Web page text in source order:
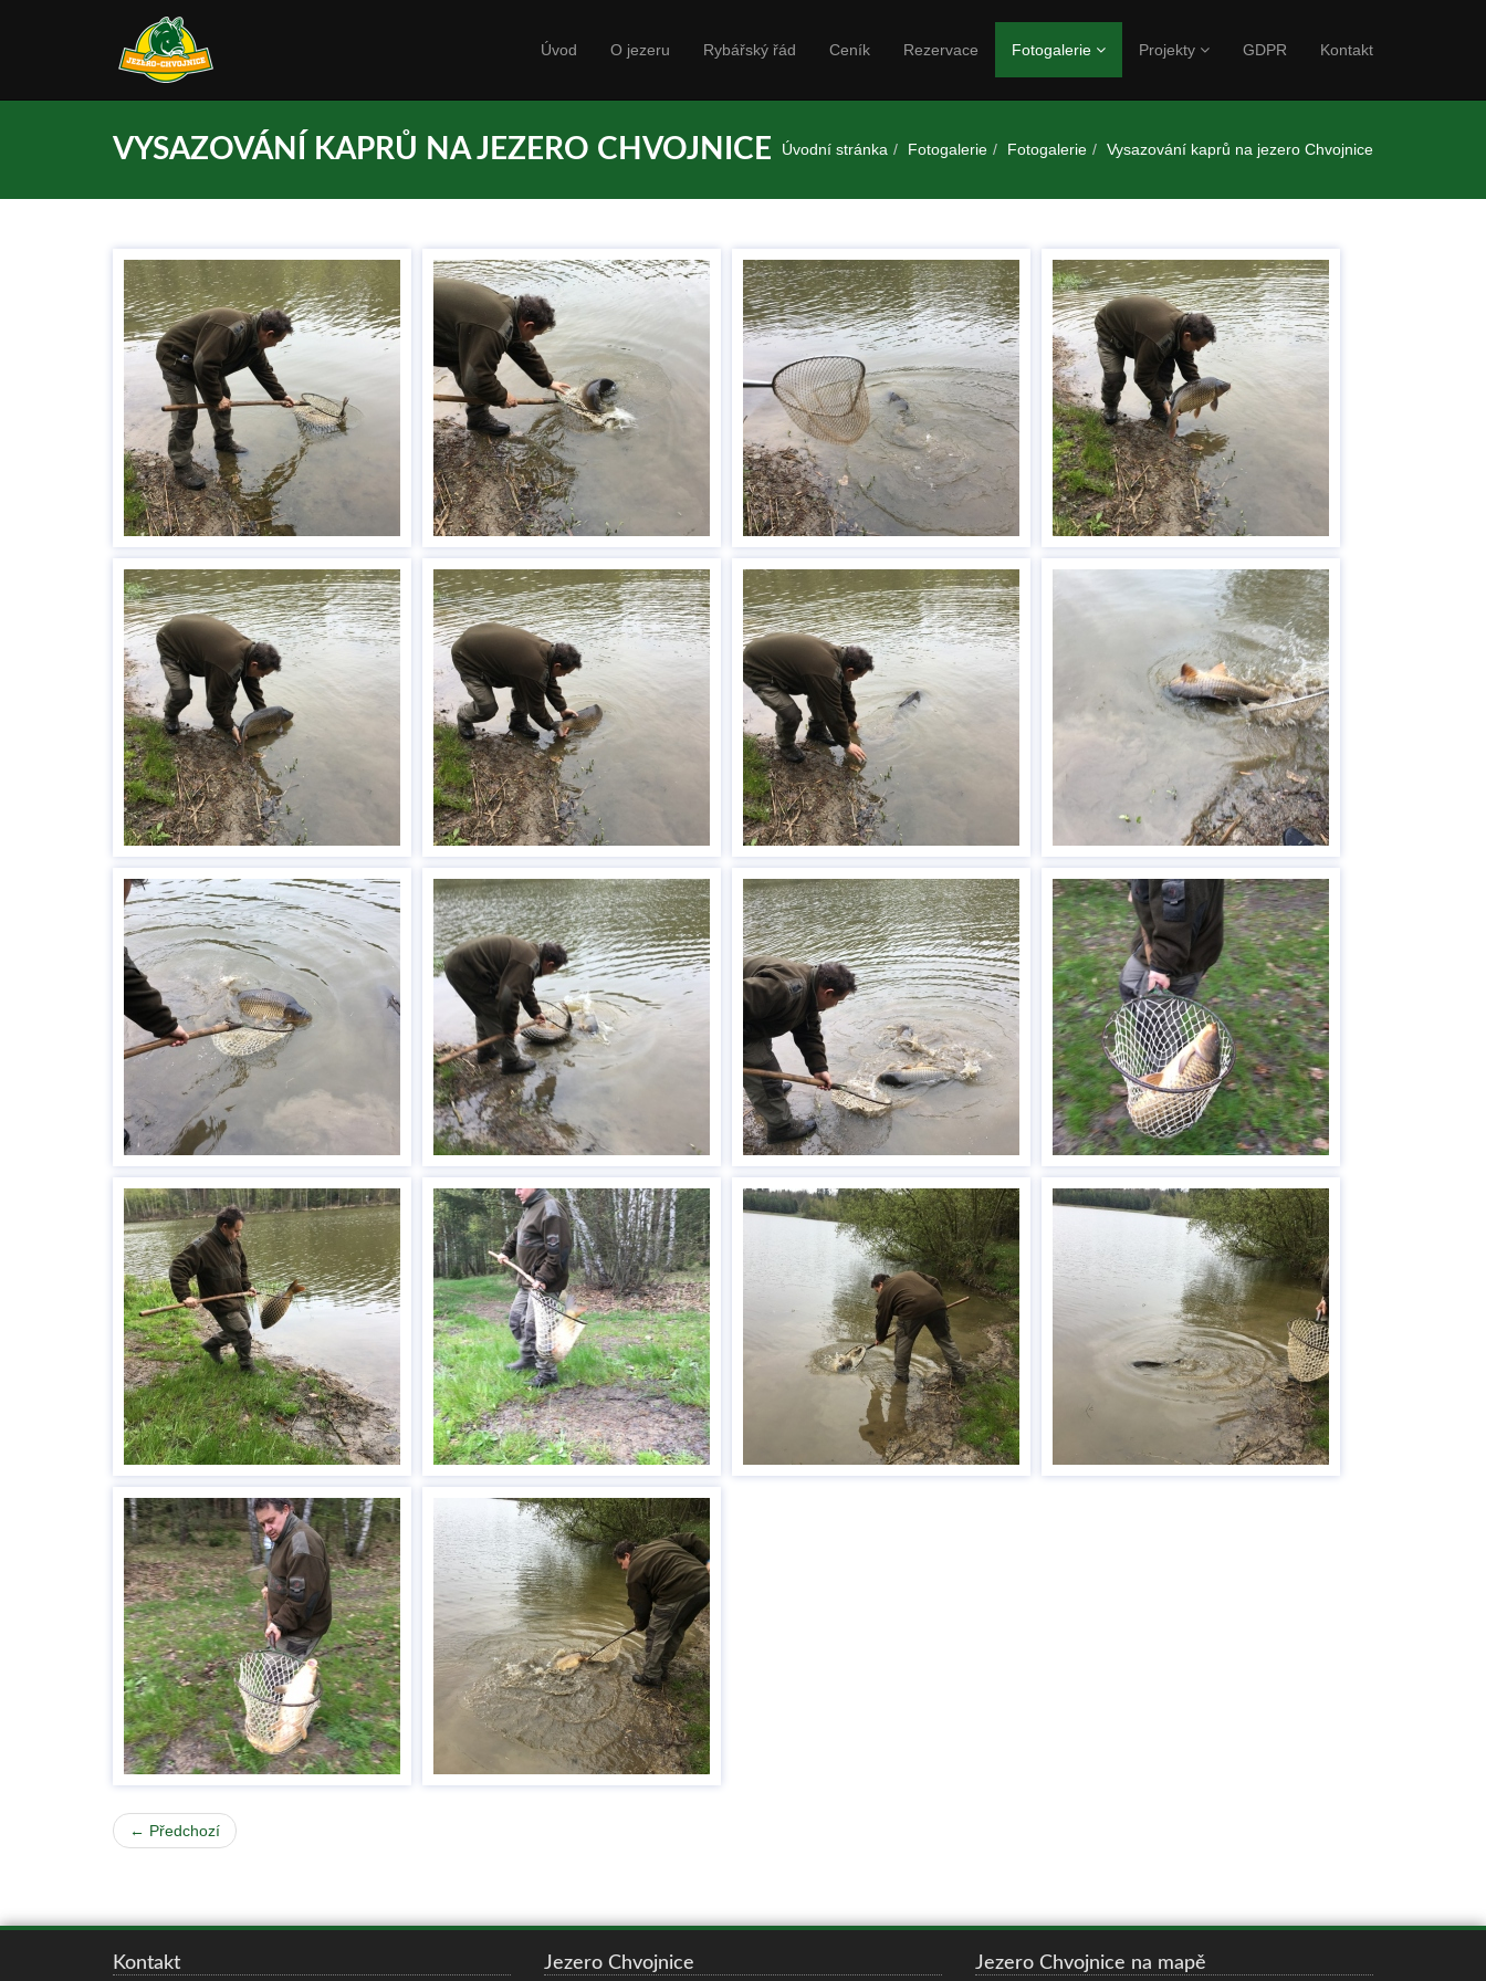
Úvod O jezeru Rybářský řád Ceník Rezervace Fotogalerie Projekty GDPR Kontakt
VYSAZOVÁNÍ KAPRŮ NA JEZERO CHVOJNICE Úvodní stránka Fotogalerie Fotogalerie Vysazování kaprů na jezero Chvojnice
← Předchozí
Kontakt Jezero Chvojnice Jezero Chvojnice na mapě